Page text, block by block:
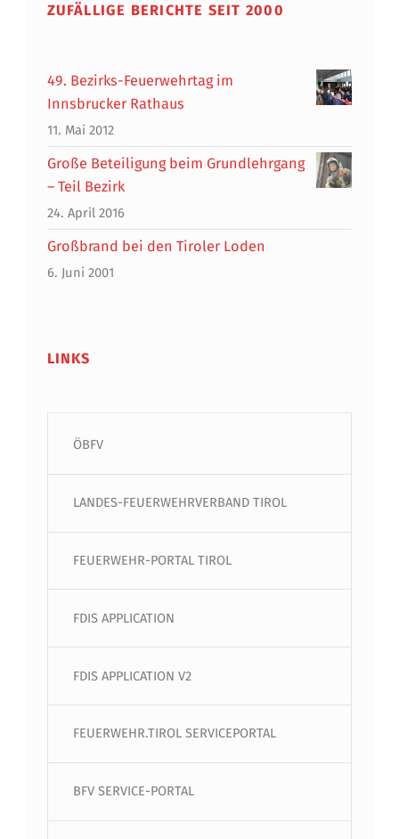
ZUFÄLLIGE BERICHTE SEIT 2000
49. Bezirks-Feuerwehrtag im
Innsbrucker Rathaus
11. Mai 2012
Große Beteiligung beim Grundlehrgang
– Teil Bezirk
24. April 2016
Großbrand bei den Tiroler Loden
6. Juni 2001
LINKS
ÖBFV
LANDES-FEUERWEHRVERBAND TIROL
FEUERWEHR-PORTAL TIROL
FDIS APPLICATION
FDIS APPLICATION V2
FEUERWEHR.TIROL SERVICEPORTAL
BFV SERVICE-PORTAL